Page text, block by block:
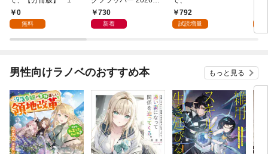
0
無料
月号730
新着
792
試読増量
男性向けラノベのおすすめ本 もっと見る